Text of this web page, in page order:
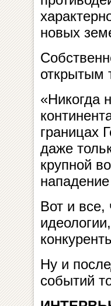
новых
открытым
«Никогда
границах
даже
крупной
Вот и все,
Ну и
событий